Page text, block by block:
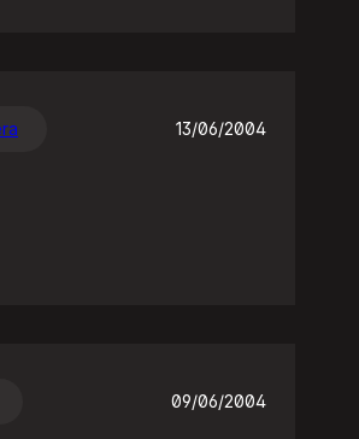
13/06/2004
09/06/2004